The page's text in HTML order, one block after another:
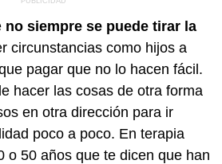
no siempre se puede tirar la
circunstancias como hijos a
pagar que no lo hacen fácil.
hacer las cosas de otra forma
en otra dirección para ir
poco a poco. En terapia
o 50 años que te dicen que han